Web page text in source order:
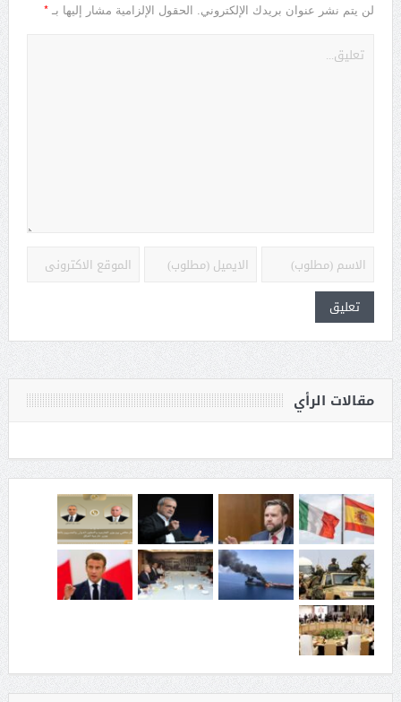
لن يتم نشر عنوان بريدك الإلكتروني. الحقول الإلزامية مشار إليها بـ *
مقالات الرأي